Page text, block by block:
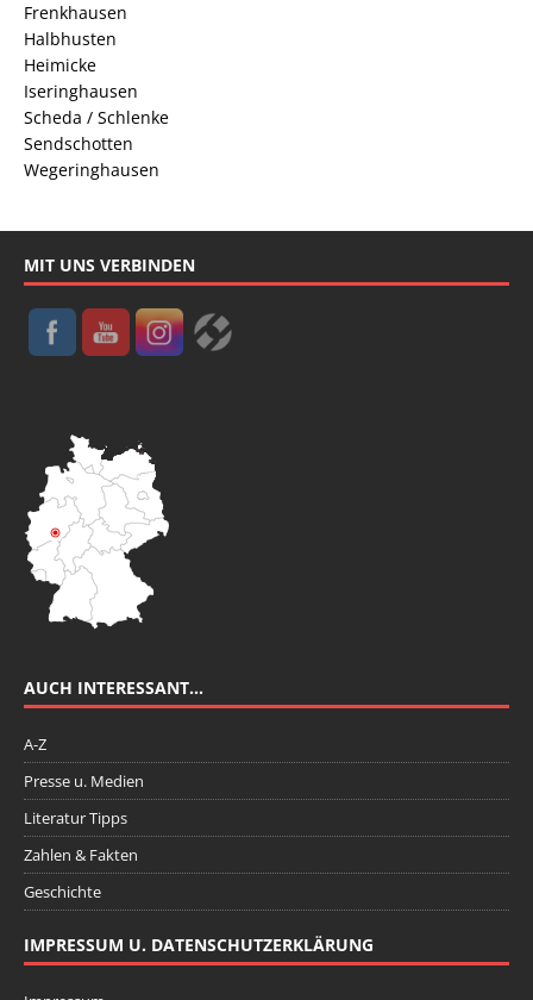
Frenkhausen
Halbhusten
Heimicke
Iseringhausen
Scheda / Schlenke
Sendschotten
Wegeringhausen
MIT UNS VERBINDEN
AUCH INTERESSANT…
A-Z
Presse u. Medien
Literatur Tipps
Zahlen & Fakten
Geschichte
IMPRESSUM U. DATENSCHUTZERKLÄRUNG